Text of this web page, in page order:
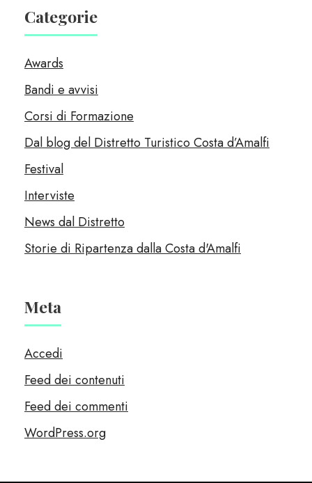
Categorie
Awards
Bandi e avvisi
Corsi di Formazione
Dal blog del Distretto Turistico Costa d’Amalfi
Festival
Interviste
News dal Distretto
Storie di Ripartenza dalla Costa d'Amalfi
Meta
Accedi
Feed dei contenuti
Feed dei commenti
WordPress.org